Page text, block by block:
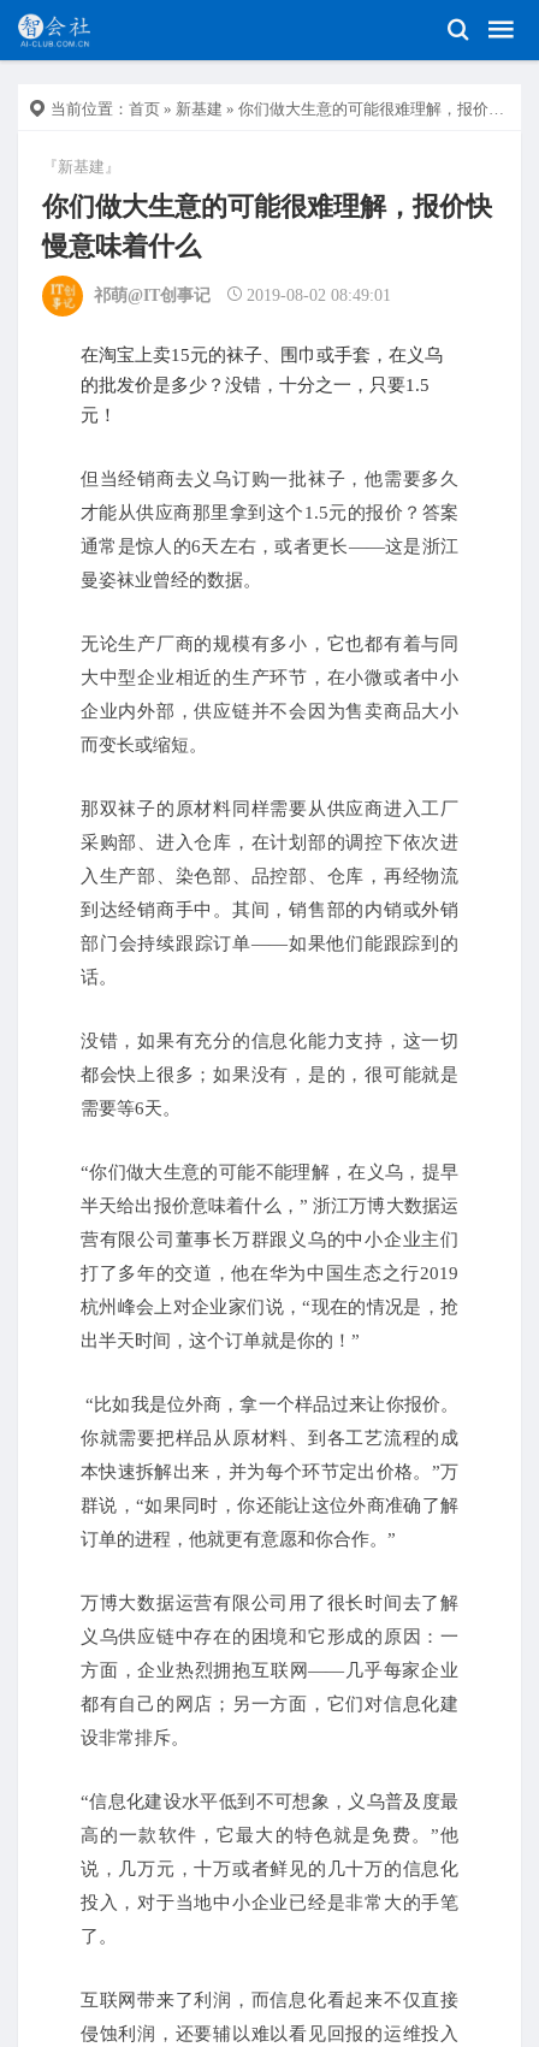
当前位置： 首页 » 新基建 » 你们做大生意的可能很难理解，报价快慢意味着什么
『新基建』
你们做大生意的可能很难理解，报价快
慢意味着什么
祁萌@IT创事记 2019-08-02 08:49:01
在淘宝上卖15元的袜子、围巾或手套，在义乌
的批发价是多少？没错，十分之一，只要1.5
元！
但当经销商去义乌订购一批袜子，他需要多久
才能从供应商那里拿到这个1.5元的报价？ 答案
通常是惊人的6天左右，或者更长——这是浙江
曼姿袜业曾经的数据。
无论生产厂商的规模有多小，它也都有着与同
大中型企业相近的生产环节，在小微或者中小
企业内外部，供应链并不会因为售卖商品大小
而变长或缩短。
那双袜子的原材料同样需要从供应商进入工厂
采购部、进入仓库，在计划部的调控下依次进
入生产部、染色部、品控部、仓库，再经物流
到达经销商手中。 其间，销售部的内销或外销
部门会持续跟踪订单——如果他们能跟踪到的
话。
没错，如果有充分的信息化能力支持，这一切
都会快上很多； 如果没有，是的，很可能就是
需要等6天。
“你们做大生意的可能不能理解，在义乌，提早
半天给出报价意味着什么，” 浙江万博大数据运
营有限公司董事长万群跟义乌的中小企业主们
打了多年的交道，他在华为中国生态之行2019
杭州峰会上对企业家们说，“现在的情况是，抢
出半天时间，这个订单就是你的！ ”
“比如我是位外商，拿一个样品过来让你报价。
你就需要把样品从原材料、到各工艺流程的成
本快速拆解出来，并为每个环节定出价格。 ”万
群说，“如果同时，你还能让这位外商准确了解
订单的进程，他就更有意愿和你合作。 ”
万博大数据运营有限公司用了很长时间去了解
义乌供应链中存在的困境和它形成的原因： 一
方面，企业热烈拥抱互联网——几乎每家企业
都有自己的网店； 另一方面，它们对信息化建
设非常排斥。
“信息化建设水平低到不可想象，义乌普及度最
高的一款软件，它最大的特色就是免费。 ”他
说，几万元，十万或者鲜见的几十万的信息化
投入，对于当地中小企业已经是非常大的手笔
了。
互联网带来了利润，而信息化看起来不仅直接
侵蚀利润，还要辅以难以看见回报的运维投入